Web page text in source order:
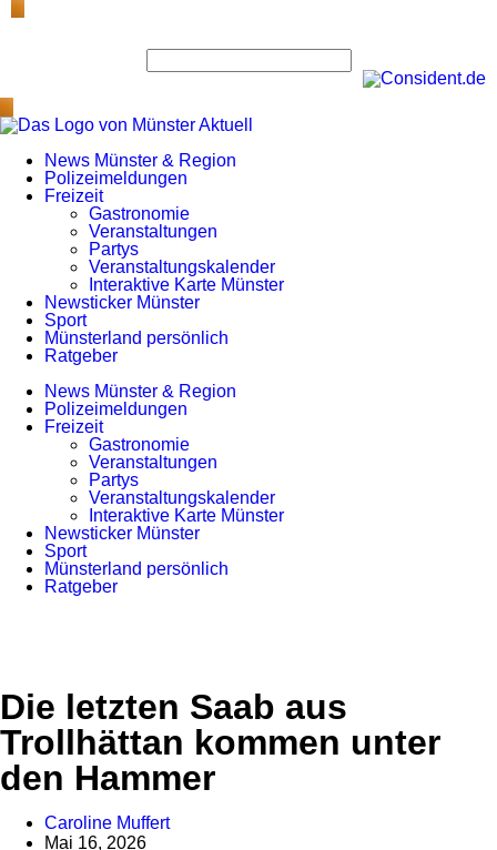
News Münster & Region
Polizeimeldungen
Freizeit
Gastronomie
Veranstaltungen
Partys
Veranstaltungskalender
Interaktive Karte Münster
Newsticker Münster
Sport
Münsterland persönlich
Ratgeber
News Münster & Region
Polizeimeldungen
Freizeit
Gastronomie
Veranstaltungen
Partys
Veranstaltungskalender
Interaktive Karte Münster
Newsticker Münster
Sport
Münsterland persönlich
Ratgeber
Die letzten Saab aus
Trollhättan kommen unter
den Hammer
Caroline Muffert
Mai 16, 2026